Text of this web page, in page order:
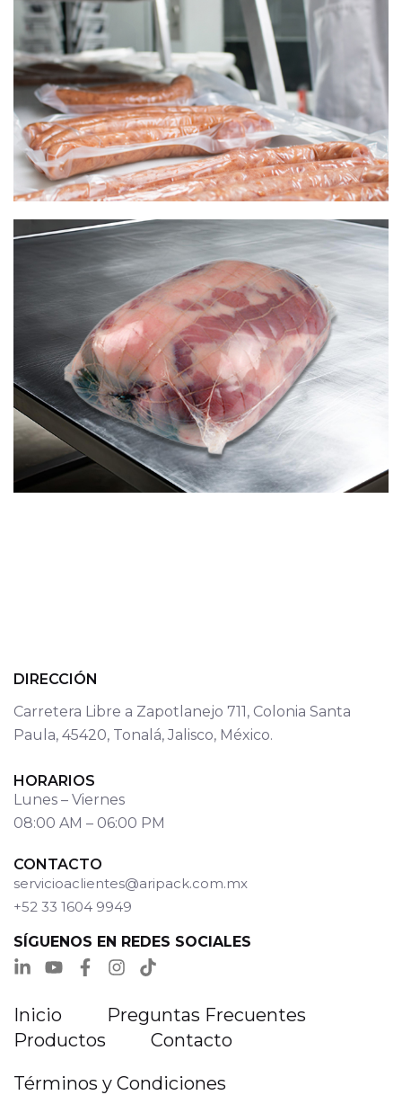
DIRECCIÓN
Carretera Libre a Zapotlanejo 711, Colonia Santa
Paula, 45420, Tonalá, Jalisco, México.
HORARIOS
Lunes – Viernes
08:00 AM – 06:00 PM
CONTACTO
servicioaclientes@aripack.com.mx
+52 33 1604 9949
SÍGUENOS EN REDES SOCIALES
Inicio
Preguntas Frecuentes
Productos
Contacto
Términos y Condiciones